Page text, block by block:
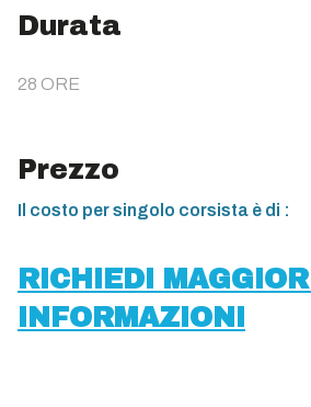
Durata
28 ORE
Prezzo
Il costo per singolo corsista è di :
RICHIEDI MAGGIORI
INFORMAZIONI